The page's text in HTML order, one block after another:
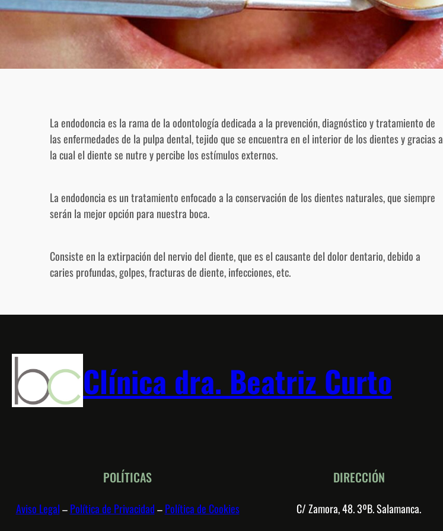
La endodoncia es la rama de la odontología dedicada a la prevención, diagnóstico y tratamiento de
las enfermedades de la pulpa dental, tejido que se encuentra en el interior de los dientes y gracias a
la cual el diente se nutre y percibe los estímulos externos.
La endodoncia es un tratamiento enfocado a la conservación de los dientes naturales, que siempre
serán la mejor opción para nuestra boca.
Consiste en la extirpación del nervio del diente, que es el causante del dolor dentario, debido a
caries profundas, golpes, fracturas de diente, infecciones, etc.
Clínica dra. Beatriz Curto
POLÍTICAS
Aviso Legal–Política de Privacidad–Política de Cookies
DIRECCIÓN
C/ Zamora, 48. 3ºB. Salamanca.